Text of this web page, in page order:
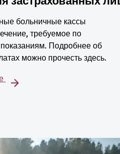
больничные кассы
требуемое по
Подробнее об
можно прочесть здесь.